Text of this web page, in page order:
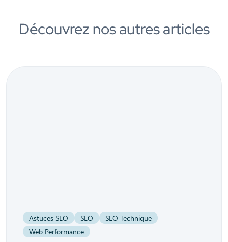
Découvrez nos autres articles
Astuces SEO SEO
SEO Technique
Web Performance